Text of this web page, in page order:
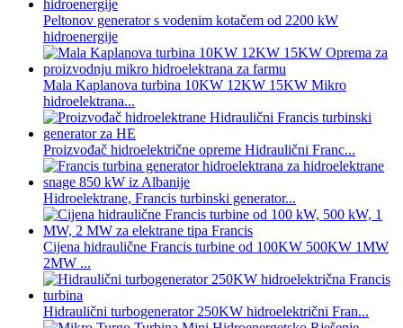
Peltonov generator s vodenim kotačem od 2200 kW
hidroenergije
Mala Kaplanova turbina 10KW 12KW 15KW Mikro
hidroelektrana...
Proizvođač hidroelektrične opreme Hidraulični Franc...
Hidroelektrane, Francis turbinski generator...
Cijena hidraulične Francis turbine od 100KW 500KW 1MW
2MW ...
Hidraulični turbogenerator 250KW hidroelektrični Fran...